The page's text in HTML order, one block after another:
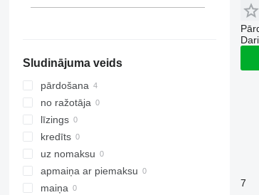
Sludinājuma veids
pārdošana
no ražotāja
līzings
kredīts
uz nomaksu
apmaiņa ar piemaksu
maiņa
7